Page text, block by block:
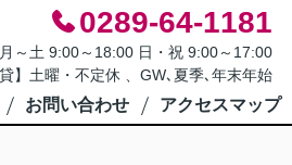
0289-64-1181
～土 9:00～18:00 日・祝 9:00～17:00
】土曜・不定休 、GW､夏季､年末年始
お問い合わせ アクセスマップ